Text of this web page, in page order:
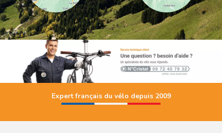
Expert français du vélo depuis 2009